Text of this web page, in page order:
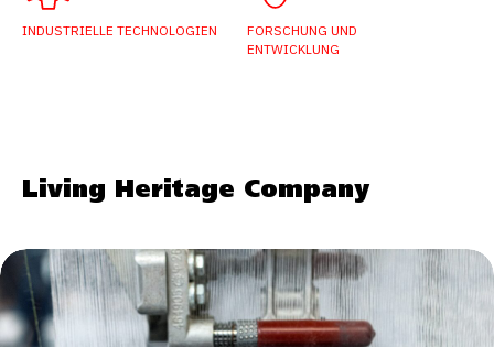
INDUSTRIELLE TECHNOLOGIEN
FORSCHUNG UND
ENTWICKLUNG
Living Heritage Company